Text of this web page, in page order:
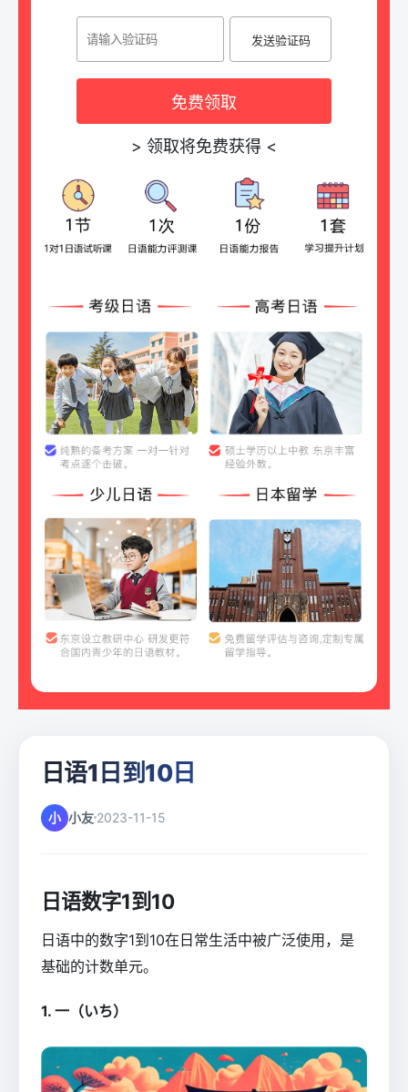
发送验证码
免费领取
> 领取将免费获得 <
日语1日到10日
小 小友 2023-11-15
日语数字1到10
日语中的数字1到10在日常生活中被广泛使用，是
基础的计数单元。
1. 一（いち）